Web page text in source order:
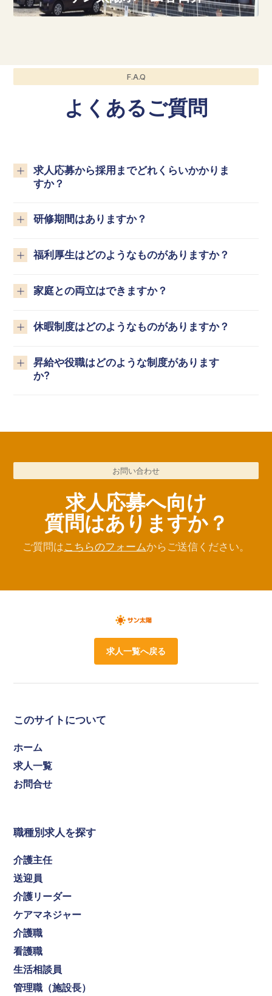
F.A.Q
よくあるご質問
求人応募から採用までどれくらいかかりま
すか？
研修期間はありますか？
福利厚生はどのようなものがありますか？
家庭との両立はできますか？
休暇制度はどのようなものがありますか？
昇給や役職はどのような制度があります
か?
お問い合わせ
求人応募へ向け
質問はありますか？
ご質問はこちらのフォームからご送信ください。
求人一覧へ戻る
このサイトについて
ホーム
求人一覧
お問合せ
職種別求人を探す
介護主任
送迎員
介護リーダー
ケアマネジャー
介護職
看護職
生活相談員
管理職（施設長）